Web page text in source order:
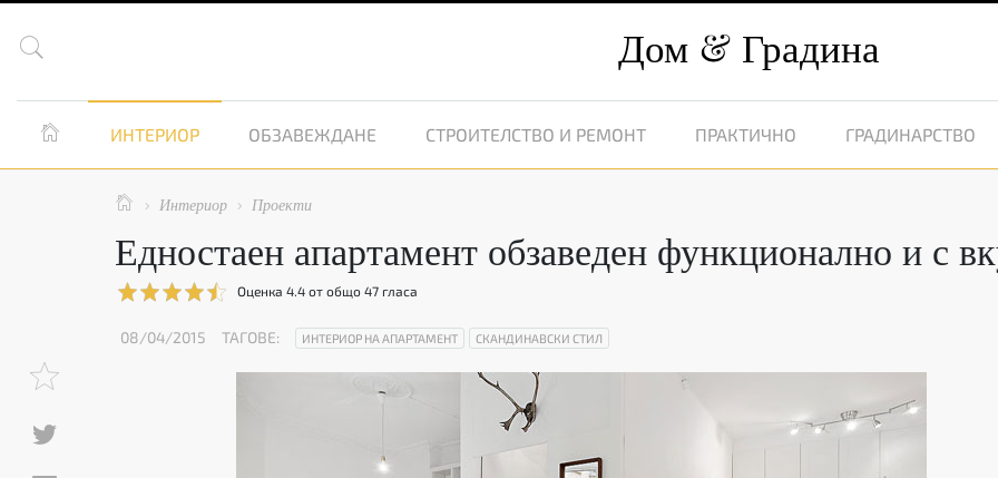
 Дом Градина
 ИНТЕРИОР ОБЗАВЕЖДАНЕ СТРОИТЕЛСТВО И РЕМОНТ ПРАКТИЧНО ГРАДИНАРСТВО
  Интериор  Проекти
Едностаен апартамент обзаведен функционално и с
Оценка 4.4от общо 47гласа
08/04/2015 ТАГОВЕ: ИНТЕРИОР НА АПАРТАМЕНТ СКАНДИНАВСКИ СТИЛ